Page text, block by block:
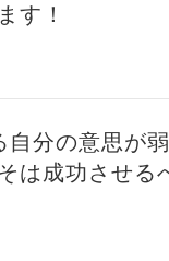
す！
自分の意思が弱
は成功させる